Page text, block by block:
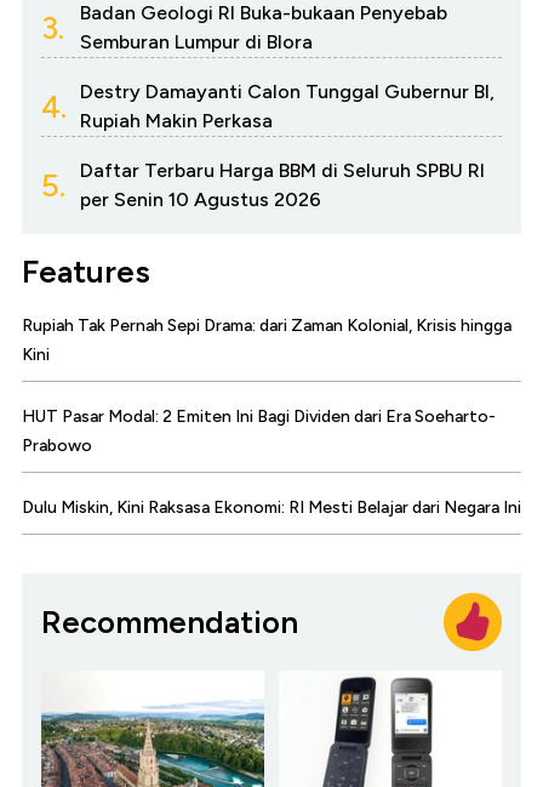
3.
Badan Geologi RI Buka-bukaan Penyebab
Semburan Lumpur di Blora
4.
Destry Damayanti Calon Tunggal Gubernur BI,
Rupiah Makin Perkasa
5.
Daftar Terbaru Harga BBM di Seluruh SPBU RI
per Senin 10 Agustus 2026
Features
Rupiah Tak Pernah Sepi Drama: dari Zaman Kolonial, Krisis hingga
Kini
HUT Pasar Modal: 2 Emiten Ini Bagi Dividen dari Era Soeharto-
Prabowo
Dulu Miskin, Kini Raksasa Ekonomi: RI Mesti Belajar dari Negara Ini
Recommendation